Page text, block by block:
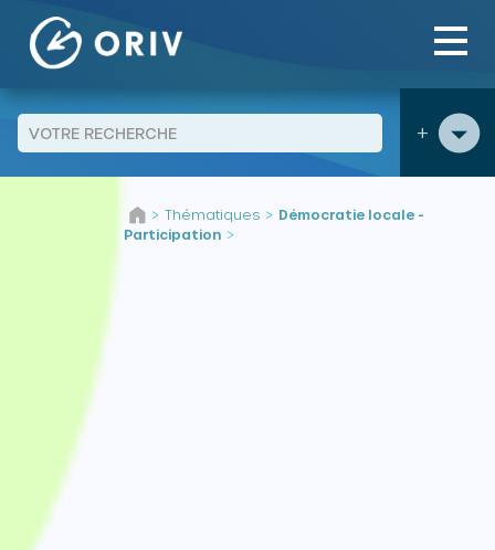
+
> Thématiques > Démocratie locale -
Participation >
Panneau de gestion des cookies